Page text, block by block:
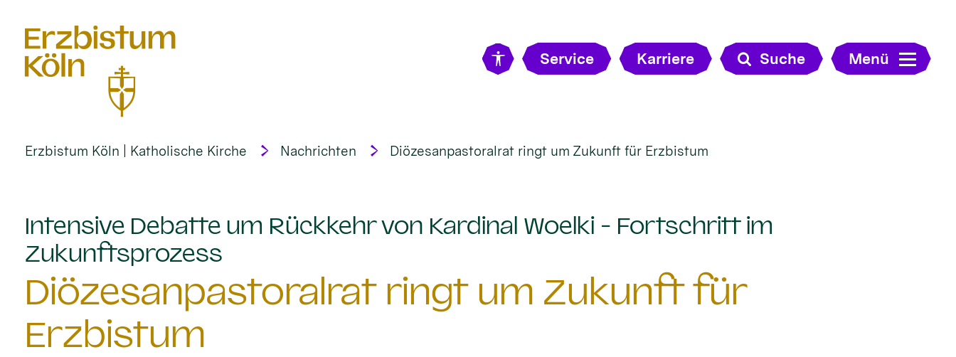
Service Karriere Suche Menü
Erzbistum Köln | Katholische Kirche Nachrichten Diözesanpastoralrat ringt um Zukunft für Erzbistum
Intensive Debatte um Rückkehr von Kardinal Woelki - Fortschritt im
Zukunftsprozess
Diözesanpastoralrat ringt um Zukunft für
Erzbistum